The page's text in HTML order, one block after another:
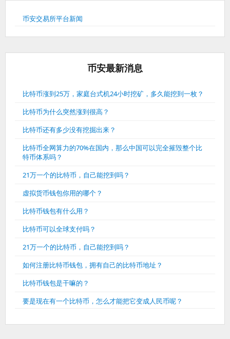
币安交易所平台新闻
币安最新消息
比特币涨到25万，家庭台式机24小时挖矿，多久能挖到一枚？
比特币为什么突然涨到很高？
比特币还有多少没有挖掘出来？
比特币全网算力的70%在国内，那么中国可以完全摧毁整个比
特币体系吗？
21万一个的比特币，自己能挖到吗？
虚拟货币钱包你用的哪个？
比特币钱包有什么用？
比特币可以全球支付吗？
21万一个的比特币，自己能挖到吗？
如何注册比特币钱包，拥有自己的比特币地址？
比特币钱包是干嘛的？
要是现在有一个比特币，怎么才能把它变成人民币呢？